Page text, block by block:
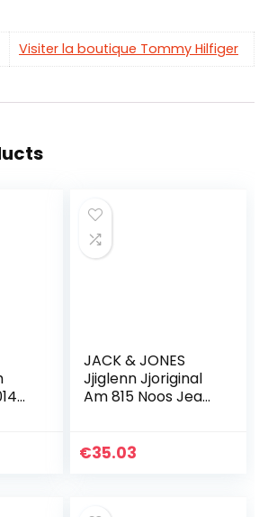
Visiter la boutique Tommy Hilfiger
JACK & JONES
Jjiglenn Jjoriginal
Am 815 Noos Jeans
30L Homme
€35.03